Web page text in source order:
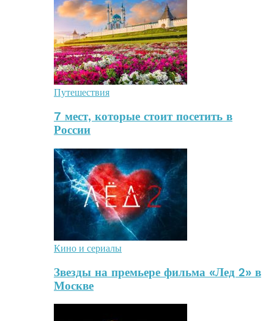
Путешествия
7 мест, которые стоит посетить в
России
Кино и сериалы
Звезды на премьере фильма «Лед 2» в
Москве